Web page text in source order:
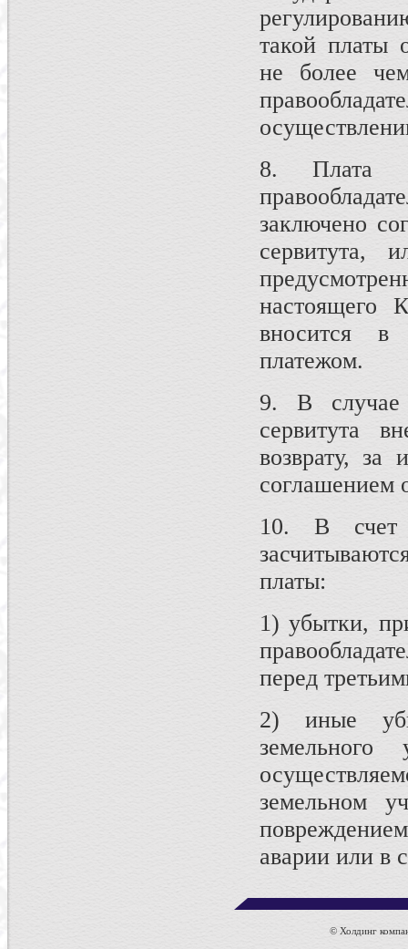
такой платы
не более
8. Плата
заключено
сервитута,
настоящего
вносится в
платежом.
9. В случае
сервитута
возврату, за
соглашением
10. В счет
платы:
1) убытки,
перед
2) иные
земельного
земельном
аварии или в
© Холдинг